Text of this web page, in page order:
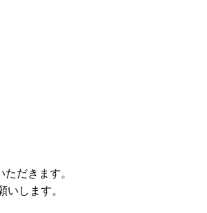
だきます。
します。